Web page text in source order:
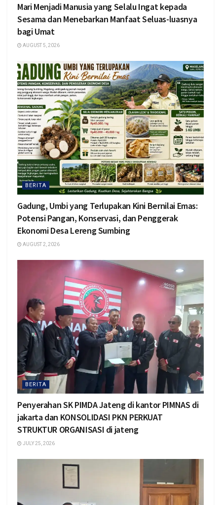
Mari Menjadi Manusia yang Selalu Ingat kepada
Sesama dan Menebarkan Manfaat Seluas-luasnya
bagi Umat
AUGUST 5, 2026
BERITA
Gadung, Umbi yang Terlupakan Kini Bernilai Emas:
Potensi Pangan, Konservasi, dan Penggerak
Ekonomi Desa Lereng Sumbing
AUGUST 2, 2026
BERITA
Penyerahan SK PIMDA Jateng di kantor PIMNAS di
jakarta dan KONSOLIDASI PKN PERKUAT
STRUKTUR ORGANISASI di jateng
JULY 25, 2026